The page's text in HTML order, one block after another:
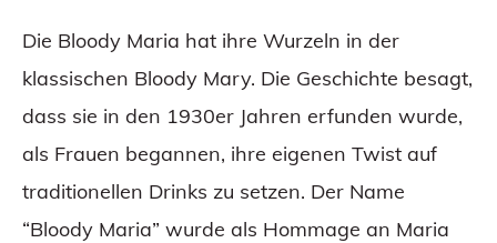
Die Bloody Maria hat ihre Wurzeln in der
klassischen Bloody Mary. Die Geschichte besagt,
dass sie in den 1930er Jahren erfunden wurde,
als Frauen begannen, ihre eigenen Twist auf
traditionellen Drinks zu setzen. Der Name
“Bloody Maria” wurde als Hommage an Maria